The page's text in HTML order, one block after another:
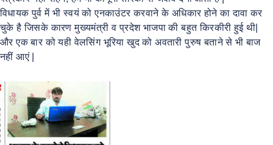
विधायक पुर्व में भी स्वयं को एनकाउंटर करवाने के अधिकार होने का दावा कर
चुके है जिसके कारण मुख्यमंत्री व प्रदेश भाजपा की बहुत किरकीरी हुई थी|
और एक बार को यही वेलसिंग भूरिया खुद को अवतारी पुरुष बताने से भी बाज
नहीं आएं |